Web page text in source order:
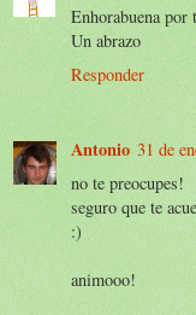
Enhorabuena
Un abrazo
Responder
Antonio 31 de
no te preocupes!
seguro que te
:)
animooo!